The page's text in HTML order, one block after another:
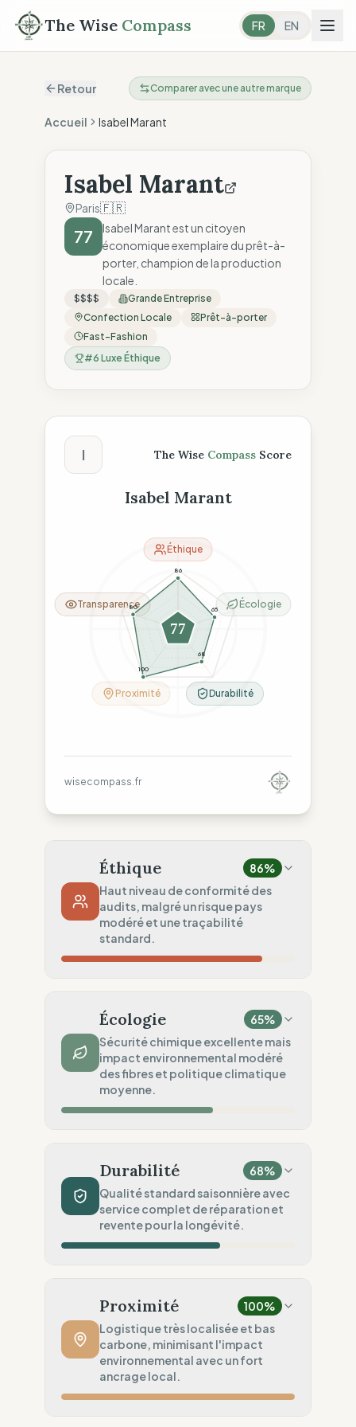
The Wise Compass FR EN
Retour Comparer avec une autre marque
Accueil Isabel Marant
Isabel Marant
Paris🇫🇷
77
Isabel Marant est un citoyen
économique exemplaire du prêt-à-
porter, champion de la production
locale.
$$$$
Grande Entreprise
Confection Locale
Prêt-à-porter
Fast-Fashion
#6 Luxe Éthique
Score The Wise Compass
I The Wise Compass Score
Isabel Marant
86
65
68
100
80
77
Éthique
Écologie
Durabilité
Proximité
Transparence
wisecompass.fr
Éthique 86%
Haut niveau de conformité des
audits, malgré un risque pays
modéré et une traçabilité
standard.
Violations sporadiques (France)
Traçabilité 75%
Surveillance régionale standard
Audits Sociaux
Standards légaux robustes (Europe)
Écologie 65%
Sécurité chimique excellente mais
impact environnemental modéré
des fibres et politique climatique
moyenne.
Mélange naturel & synthétique
Sécurité Chimique 100%
Normes REACH (Sécurité)
Engagement Environnemental
Durabilité 68%
Qualité standard saisonnière avec
service complet de réparation et
revente pour la longévité.
Traditionnel (Collections saisonnières)
Robustesse du Produit 60
Standard (Prêt-à-porter classique)
Services Circulaires
Service complet (Réparation & Revente)
Proximité 100%
Logistique très localisée et bas
carbone, minimisant l'impact
environnemental avec un fort
ancrage local.